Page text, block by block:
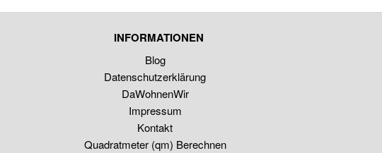
INFORMATIONEN
Blog
Datenschutzerklärung
DaWohnenWir
Impressum
Kontakt
Quadratmeter (qm) Berechnen